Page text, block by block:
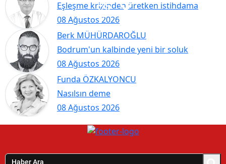
08 Ağustos 2026
Eşleşme krizinden üretken istihdama
Berk MÜHÜRDAROĞLU
08 Ağustos 2026
Bodrum'un kalbinde yeni bir soluk
Funda ÖZKALYONCU
08 Ağustos 2026
Nasılsın deme